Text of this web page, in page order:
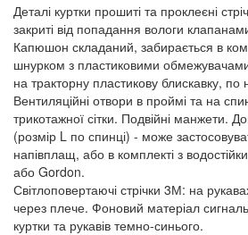
Деталі куртки прошиті та проклеєні
закриті від попадання вологи
Капюшон складаний, забирається в
шнурком з пластиковими
на тракторну пластикову блискавку, по
Вентиляційні отвори в проймі та на
трикотажної сітки. Подвійні манжети.
(розмір L по спинці) - може
напівплащ, або в комплекті з
або Gordon.
Світлоповертаючі стрічки 3М: на
через плече. Фоновий матеріал
куртки та рукавів темно-синього.